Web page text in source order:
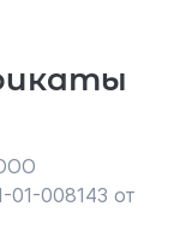
008143 от